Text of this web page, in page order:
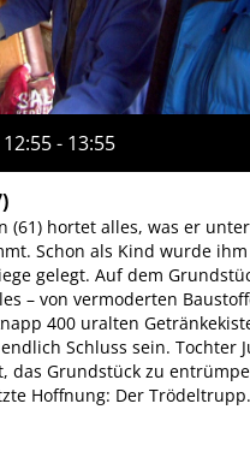
- 13:55
(61) hortet alles, was er
Schon als Kind wurde
gelegt. Auf dem
– von vermoderten
400 uralten
Schluss sein. Tochter
das Grundstück zu
Hoffnung: Der Trödeltrupp.